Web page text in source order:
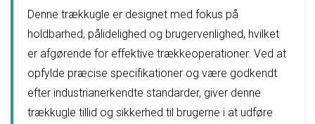
Denne trækkugle er designet med fokus på
holdbarhed, pålidelighed og brugervenlighed, hvilket
er afgørende for effektive trækkeoperationer. Ved at
opfylde præcise specifikationer og være godkendt
efter industrianerkendte standarder, giver denne
trækkugle tillid og sikkerhed til brugerne i at udføre